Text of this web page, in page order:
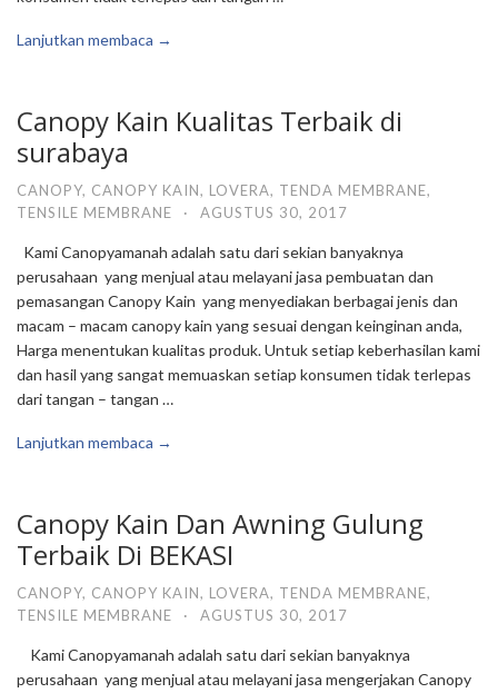
Lanjutkan membaca →
Canopy Kain Kualitas Terbaik di
surabaya
CANOPY, CANOPY KAIN, LOVERA, TENDA MEMBRANE,
TENSILE MEMBRANE
· AGUSTUS 30, 2017
Kami Canopyamanah adalah satu dari sekian banyaknya
perusahaan yang menjual atau melayani jasa pembuatan dan
pemasangan Canopy Kain yang menyediakan berbagai jenis dan
macam – macam canopy kain yang sesuai dengan keinginan anda,
Harga menentukan kualitas produk. Untuk setiap keberhasilan kami
dan hasil yang sangat memuaskan setiap konsumen tidak terlepas
dari tangan – tangan …
Lanjutkan membaca →
Canopy Kain Dan Awning Gulung
Terbaik Di BEKASI
CANOPY, CANOPY KAIN, LOVERA, TENDA MEMBRANE,
TENSILE MEMBRANE
· AGUSTUS 30, 2017
Kami Canopyamanah adalah satu dari sekian banyaknya
perusahaan yang menjual atau melayani jasa mengerjakan Canopy